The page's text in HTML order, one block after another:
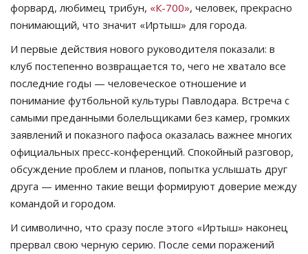
форвард, любимец трибун, «К-700», человек, прекрасно
понимающий, что значит «Иртыш» для города.
И первые действия нового руководителя показали: в
клуб постепенно возвращается то, чего не хватало все
последние годы — человеческое отношение и
понимание футбольной культуры Павлодара. Встреча с
самыми преданными болельщиками без камер, громких
заявлений и показного пафоса оказалась важнее многих
официальных пресс-конференций. Спокойный разговор,
обсуждение проблем и планов, попытка услышать друг
друга — именно такие вещи формируют доверие между
командой и городом.
И символично, что сразу после этого «Иртыш» наконец
прервал свою черную серию. После семи поражений